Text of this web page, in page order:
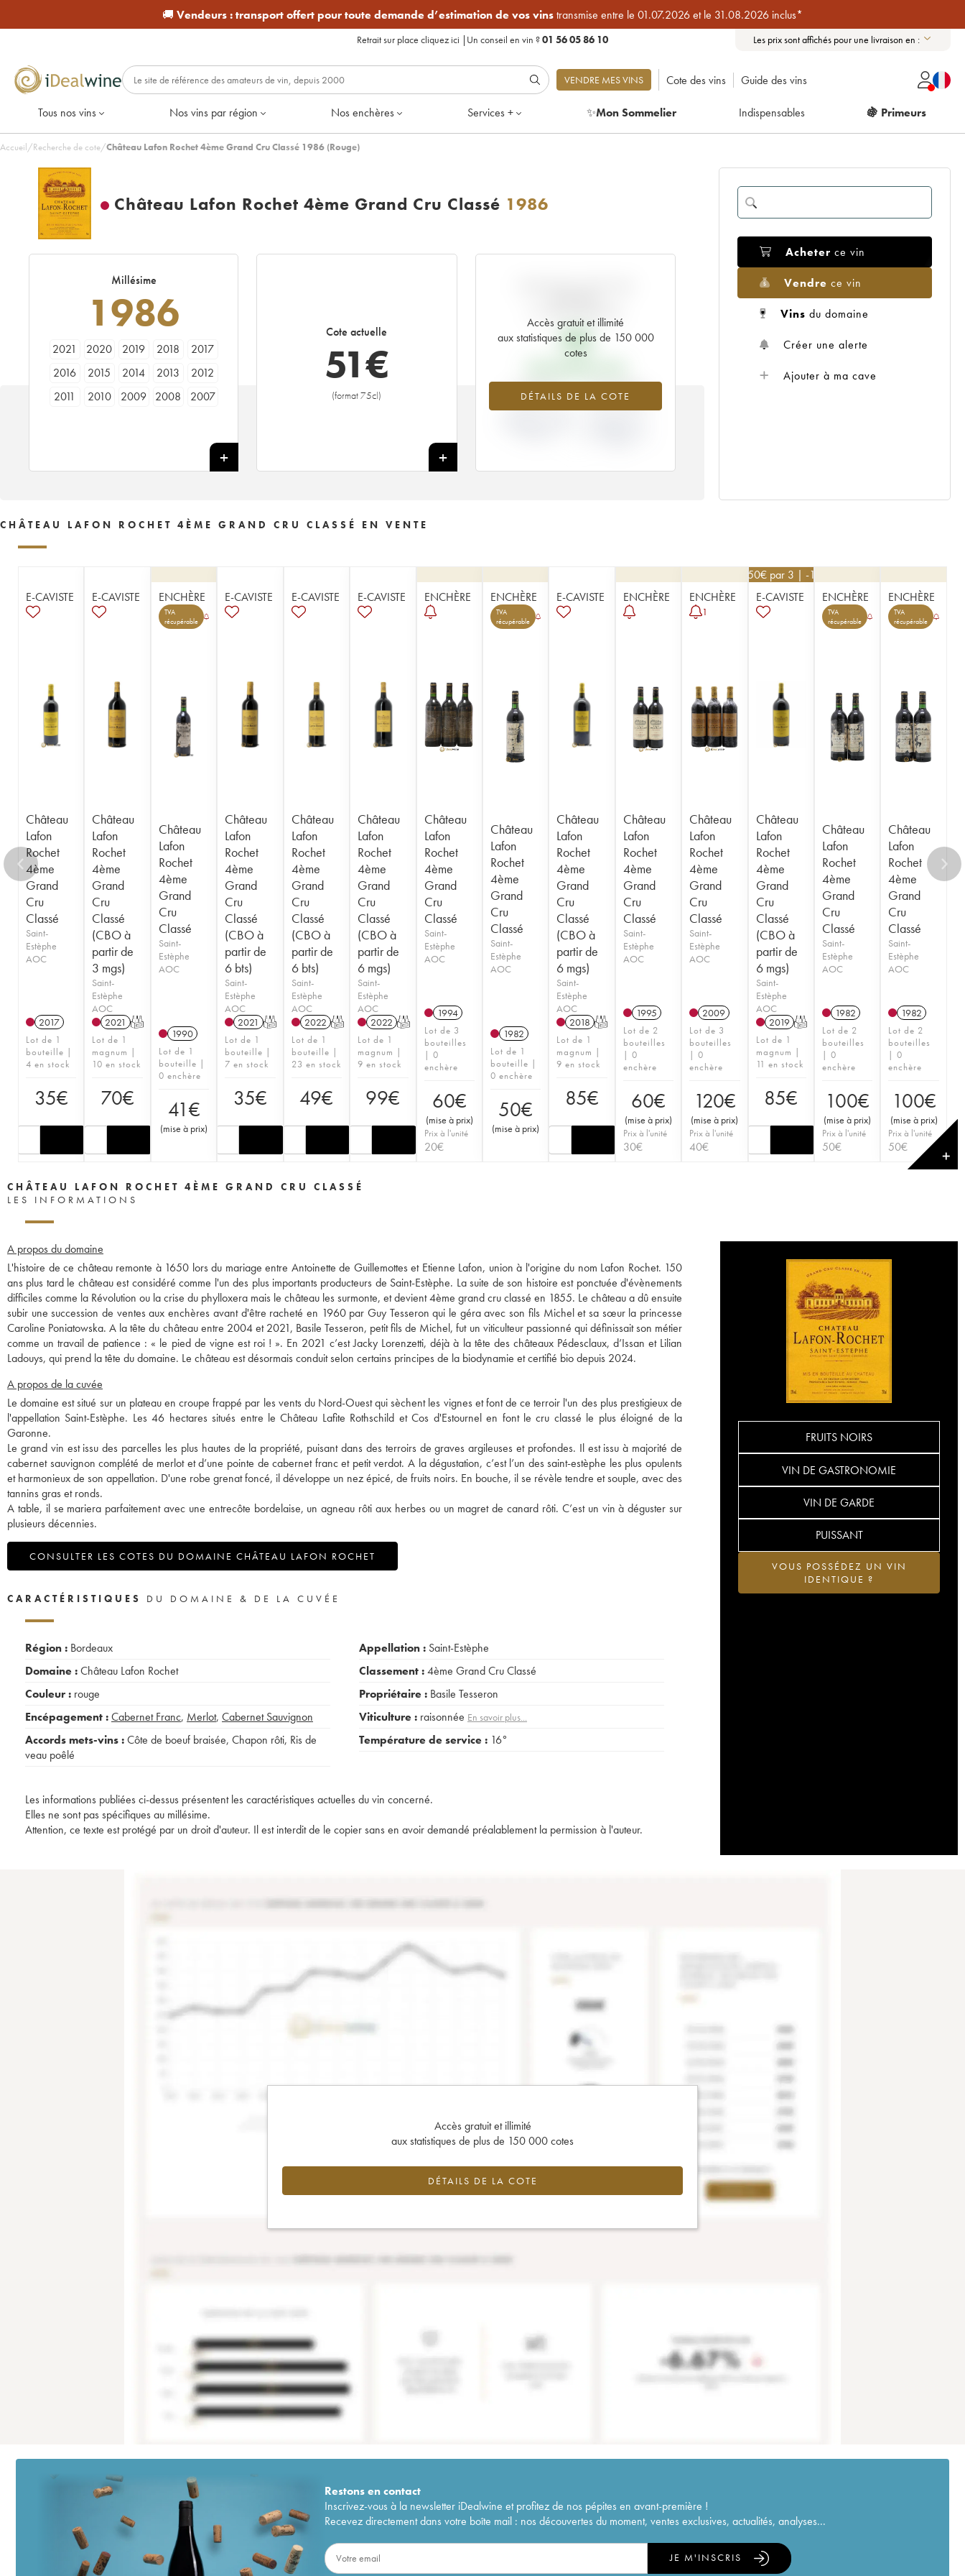
🚚 Vendeurs :transport offert pour toute demande d’estimation de vos vinstransmise entre le 01.07.2026 et le 31.08.2026 inclus*
Retrait sur place cliquez ici | Un conseil en vin ?01 56 05 86 10 Les prix sont affichés pour une livraison en :
VENDRE MES VINS Cote des vins Guide des vins
Tous nos vins Nos vins par région Nos enchères Services + ✨Mon Sommelier Indispensables 🍇 Primeurs
Accueil/Recherche de cote/Château Lafon Rochet 4ème Grand Cru Classé 1986 (Rouge)
Château Lafon Rochet 4ème Grand Cru Classé 1986
Millésime
1986
2021 2020 2019 2018
2017
2016
2015 2014 2013
2012
2011
2010 2009 2008
2007
1997
1996
1995 1994 1993
1992
1966
1964
1961 1957
1955
1947 1937
Cote actuelle
51€
(format 75cl)
+
Accès gratuit et illimité
aux statistiques de plus de 150 000
cotes
DÉTAILS DE LA COTE
9€
+467% -18.18%
Acheter ce vin
Vendre ce vin
Vins du domaine
Créer une alerte
Ajouter à ma cave
CHÂTEAU LAFON ROCHET 4ÈME GRAND CRU CLASSÉ EN VENTE
E-CAVISTE
Château
Lafon
Rochet
4ème
Grand
Cru
Classé
Saint-
Estèphe
AOC
2017
Lot de 1
bouteille |
4 en stock
35€
E-CAVISTE
Château
Lafon
Rochet
4ème
Grand
Cru
Classé
(CBO à
partir de
3 mgs)
Saint-
Estèphe
AOC
2021 T
Lot de 1
magnum |
10 en stock
70€
ENCHÈRE
TVA
récupérable
Château
Lafon
Rochet
4ème
Grand
Cru
Classé
Saint-
Estèphe
AOC
1990
Lot de 1
bouteille |
0 enchère
41€
(mise à prix)
E-CAVISTE
Château
Lafon
Rochet
4ème
Grand
Cru
Classé
(CBO à
partir de
6 bts)
Saint-
Estèphe
AOC
2021 T
Lot de 1
bouteille |
7 en stock
35€
E-CAVISTE
Château
Lafon
Rochet
4ème
Grand
Cru
Classé
(CBO à
partir de
6 bts)
Saint-
Estèphe
AOC
2022 T
Lot de 1
bouteille |
23 en stock
49€
E-CAVISTE
Château
Lafon
Rochet
4ème
Grand
Cru
Classé
(CBO à
partir de
6 mgs)
Saint-
Estèphe
AOC
2022 T
Lot de 1
magnum |
9 en stock
99€
ENCHÈRE
Château
Lafon
Rochet
4ème
Grand
Cru
Classé
Saint-
Estèphe
AOC
1994
Lot de 3
bouteilles
| 0
enchère
60€
(mise à prix)
Prix à l'unité
20€
ENCHÈRE
TVA
récupérable
Château
Lafon
Rochet
4ème
Grand
Cru
Classé
Saint-
Estèphe
AOC
1982
Lot de 1
bouteille |
0 enchère
50€
(mise à prix)
E-CAVISTE
Château
Lafon
Rochet
4ème
Grand
Cru
Classé
(CBO à
partir de
6 mgs)
Saint-
Estèphe
AOC
2018 T
Lot de 1
magnum |
9 en stock
85€
ENCHÈRE
Château
Lafon
Rochet
4ème
Grand
Cru
Classé
Saint-
Estèphe
AOC
1995
Lot de 2
bouteilles
| 0
enchère
60€
(mise à prix)
Prix à l'unité
30€
ENCHÈRE
1
Château
Lafon
Rochet
4ème
Grand
Cru
Classé
Saint-
Estèphe
AOC
2009
Lot de 3
bouteilles
| 0
enchère
120€
(mise à prix)
Prix à l'unité
40€
76,50€ par 3 | -10%
E-CAVISTE
Château
Lafon
Rochet
4ème
Grand
Cru
Classé
(CBO à
partir de
6 mgs)
Saint-
Estèphe
AOC
2019 T
Lot de 1
magnum |
11 en stock
85€
ENCHÈRE
TVA
récupérable
Château
Lafon
Rochet
4ème
Grand
Cru
Classé
Saint-
Estèphe
AOC
1982
Lot de 2
bouteilles
| 0
enchère
100€
(mise à prix)
Prix à l'unité
50€
ENCHÈRE
TVA
récupérable
Château
Lafon
Rochet
4ème
Grand
Cru
Classé
Saint-
Estèphe
AOC
1982
Lot de 2
bouteilles
| 0
enchère
100€
(mise à prix)
Prix à l'unité
50€
✕
CHÂTEAU LAFON ROCHET 4ÈME GRAND CRU CLASSÉ
LES INFORMATIONS
A propos du domaine
L'histoire de ce château remonte à 1650 lors du mariage entre Antoinette de Guillemottes et Etienne Lafon, union à l'origine du nom Lafon Rochet. 150
ans plus tard le château est considéré comme l'un des plus importants producteurs de Saint-Estèphe. La suite de son histoire est ponctuée d'évènements
difficiles comme la Révolution ou la crise du phylloxera mais le château les surmonte, et devient 4ème grand cru classé en 1855. Le château a dû ensuite
subir une succession de ventes aux enchères avant d'être racheté en 1960 par Guy Tesseron qui le géra avec son fils Michel et sa sœur la princesse
Caroline Poniatowska. A la tête du château entre 2004 et 2021, Basile Tesseron, petit fils de Michel, fut un viticulteur passionné qui définissait son métier
comme un travail de patience : « le pied de vigne est roi ! ». En 2021 c’est Jacky Lorenzetti, déjà à la tête des châteaux Pédesclaux, d’Issan et Lilian
Ladouys, qui prend la tête du domaine. Le château est désormais conduit selon certains principes de la biodynamie et certifié bio depuis 2024.
A propos de la cuvée
Le domaine est situé sur un plateau en croupe frappé par les vents du Nord-Ouest qui sèchent les vignes et font de ce terroir l'un des plus prestigieux de
l'appellation Saint-Estèphe. Les 46 hectares situés entre le Château Lafite Rothschild et Cos d'Estournel en font le cru classé le plus éloigné de la
Garonne.
Le grand vin est issu des parcelles les plus hautes de la propriété, puisant dans des terroirs de graves argileuses et profondes. Il est issu à majorité de
cabernet sauvignon complété de merlot et d’une pointe de cabernet franc et petit verdot. A la dégustation, c’est l’un des saint-estèphe les plus opulents
et harmonieux de son appellation. D'une robe grenat foncé, il développe un nez épicé, de fruits noirs. En bouche, il se révèle tendre et souple, avec des
tannins gras et ronds.
A table, il se mariera parfaitement avec une entrecôte bordelaise, un agneau rôti aux herbes ou un magret de canard rôti. C’est un vin à déguster sur
plusieurs décennies.
CONSULTER LES COTES DU DOMAINE CHÂTEAU LAFON ROCHET
FRUITS NOIRS
VIN DE GASTRONOMIE
VIN DE GARDE
PUISSANT
VOUS POSSÉDEZ UN VIN
IDENTIQUE ?
CARACTÉRISTIQUES
DU DOMAINE & DE LA CUVÉE
Région : Bordeaux
Domaine :Château Lafon Rochet
Couleur : rouge
Encépagement :Cabernet Franc, Merlot, Cabernet Sauvignon
Accords mets-vins :Côte de boeuf braisée, Chapon rôti, Ris de
veau poêlé
Appellation : Saint-Estèphe
Classement :4ème Grand Cru Classé
Propriétaire : Basile Tesseron
Viticulture : raisonnée En savoir plus...
Température de service : 16°
Les informations publiées ci-dessus présentent les caractéristiques actuelles du vin concerné.
Elles ne sont pas spécifiques au millésime.
Attention, ce texte est protégé par un droit d'auteur. Il est interdit de le copier sans en avoir demandé préalablement la permission à l'auteur.
Accès gratuit et illimité
aux statistiques de plus de 150 000 cotes
DÉTAILS DE LA COTE
Restons encontact
Inscrivez-vous à la newsletter iDealwine et profitez de nos pépites en avant-première !
Recevez directement dans votre boîte mail : nos découvertes du moment, ventes exclusives, actualités, analyses...
JE M'INSCRIS